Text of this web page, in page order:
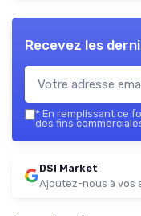
Recevez les
* En remplissant ce
des fins
DSI Market
Ajoutez-nous à vos